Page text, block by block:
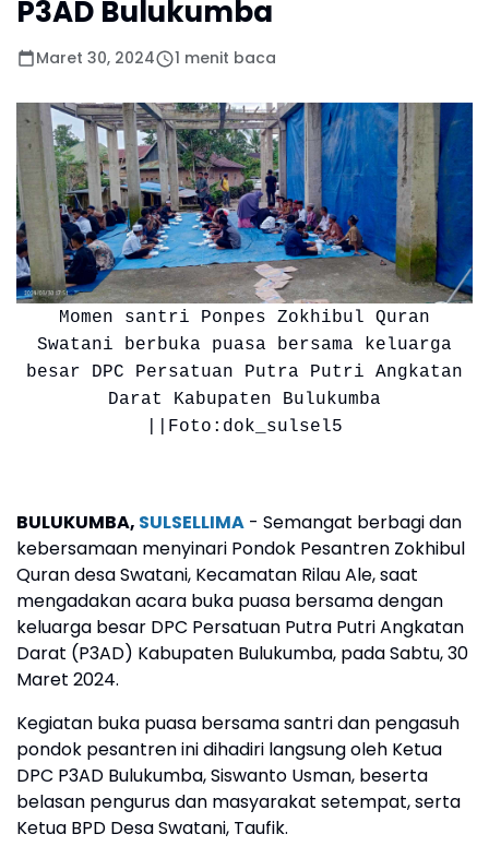
P3AD Bulukumba
Maret 30, 2024 1 menit baca
Momen santri Ponpes Zokhibul Quran
Swatani berbuka puasa bersama keluarga
besar DPC Persatuan Putra Putri Angkatan
Darat Kabupaten Bulukumba
||Foto:dok_sulsel5
BULUKUMBA, SULSELLIMA - Semangat berbagi dan
kebersamaan menyinari Pondok Pesantren Zokhibul
Quran desa Swatani, Kecamatan Rilau Ale, saat
mengadakan acara buka puasa bersama dengan
keluarga besar DPC Persatuan Putra Putri Angkatan
Darat (P3AD) Kabupaten Bulukumba, pada Sabtu, 30
Maret 2024.
Kegiatan buka puasa bersama santri dan pengasuh
pondok pesantren ini dihadiri langsung oleh Ketua
DPC P3AD Bulukumba, Siswanto Usman, beserta
belasan pengurus dan masyarakat setempat, serta
Ketua BPD Desa Swatani, Taufik.